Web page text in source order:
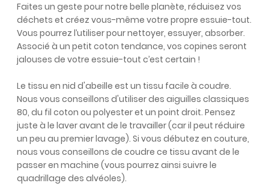
Faites un geste pour notre belle planète, réduisez vos
déchets et créez vous-même votre propre essuie-tout.
Vous pourrez l’utiliser pour nettoyer, essuyer, absorber.
Associé à un petit coton tendance, vos copines seront
jalouses de votre essuie-tout c’est certain !
Le tissu en nid d'abeille est un tissu facile à coudre.
Nous vous conseillons d'utiliser des aiguilles classiques
80, du fil coton ou polyester et un point droit. Pensez
juste à le laver avant de le travailler (car il peut réduire
un peu au premier lavage). Si vous débutez en couture,
nous vous conseillons de coudre ce tissu avant de le
passer en machine (vous pourrez ainsi suivre le
quadrillage des alvéoles).